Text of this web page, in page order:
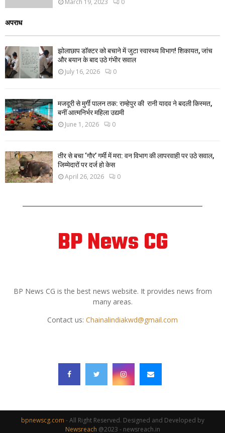
March 19, 2023 0
अपराध
झोलाछाप डॉक्टर को बचाने में जुटा स्वास्थ्य विभाग! शिकायत, जांच
और बयान के बाद उठे गंभीर सवाल
July 16, 2026 0
मजदूरी से मुर्गी पालन तक: राम्हेपुर की रानी यादव ने बदली किस्मत,
बनीं आत्मनिर्भर महिला उद्यमी
June 1, 2026 0
तीर से बचा ‘गौर’ गर्मी में मरा: वन विभाग की लापरवाही पर उठे सवाल,
जिम्मेदारों पर दर्ज हो केस
April 26, 2026 0
BP News CG
BP News CG is the best news website. It provides news from
many areas.
Contact us: Chainalindiakwd@gmail.com
bpnewscg.com - All Right Reserved. Designed and Developed by
Newsreach @2023 - newsreach.in